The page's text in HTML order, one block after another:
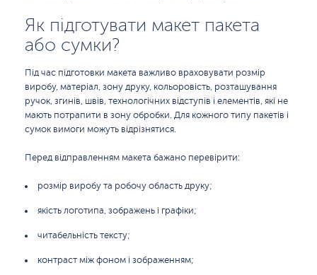
Як підготувати макет пакета
або сумки?
Під час підготовки макета важливо враховувати розмір
виробу, матеріал, зону друку, кольоровість, розташування
ручок, згинів, швів, технологічних відступів і елементів, які не
мають потрапити в зону обробки. Для кожного типу пакетів і
сумок вимоги можуть відрізнятися.
Перед відправленням макета бажано перевірити:
розмір виробу та робочу область друку;
якість логотипа, зображень і графіки;
читабельність тексту;
контраст між фоном і зображенням;